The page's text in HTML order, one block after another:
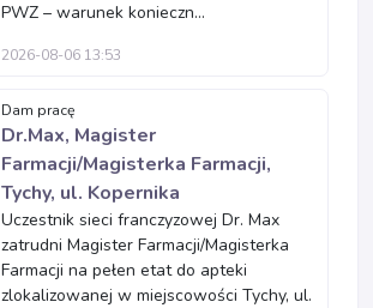
PWZ – warunek konieczn...
2026-08-06 13:53
Dam pracę
Dr.Max, Magister
Farmacji/Magisterka Farmacji,
Tychy, ul. Kopernika
Uczestnik sieci franczyzowej Dr. Max
zatrudni Magister Farmacji/Magisterka
Farmacji na pełen etat do apteki
zlokalizowanej w miejscowości Tychy, ul.